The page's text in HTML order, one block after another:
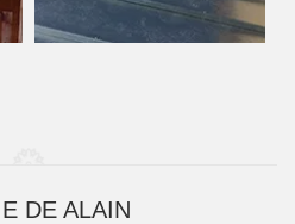
DE ALAIN